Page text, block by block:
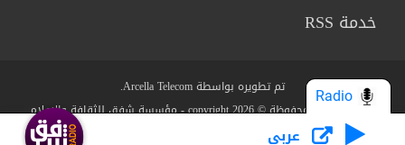
خدمة RSS
تم تطويره بواسطة Arcella Telecom.
جميع الحقوق محفوظة © copyright 2026 - مؤسسة شفق للثقافة والاعلام
من نحن؟
سياسة الخصوصية عربي
Radio